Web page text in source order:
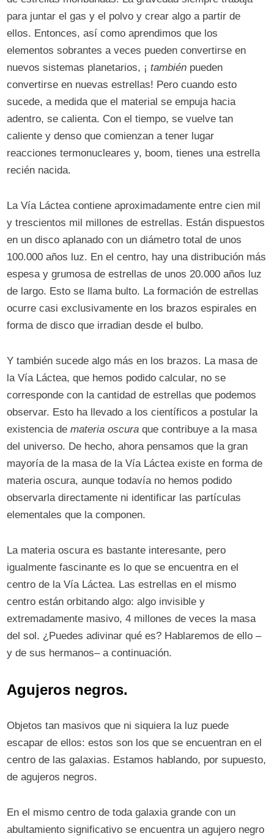
para juntar el gas y el polvo y crear algo a partir de
ellos. Entonces, así como aprendimos que los
elementos sobrantes a veces pueden convertirse en
nuevos sistemas planetarios, ¡también pueden
convertirse en nuevas estrellas! Pero cuando esto
sucede, a medida que el material se empuja hacia
adentro, se calienta. Con el tiempo, se vuelve tan
caliente y denso que comienzan a tener lugar
reacciones termonucleares y, boom, tienes una estrella
recién nacida.
La Vía Láctea contiene aproximadamente entre cien mil
y trescientos mil millones de estrellas. Están dispuestos
en un disco aplanado con un diámetro total de unos
100.000 años luz. En el centro, hay una distribución más
espesa y grumosa de estrellas de unos 20.000 años luz
de largo. Esto se llama bulto. La formación de estrellas
ocurre casi exclusivamente en los brazos espirales en
forma de disco que irradian desde el bulbo.
Y también sucede algo más en los brazos. La masa de
la Vía Láctea, que hemos podido calcular, no se
corresponde con la cantidad de estrellas que podemos
observar. Esto ha llevado a los científicos a postular la
existencia demateria oscura que contribuye a la masa
del universo. De hecho, ahora pensamos que la gran
mayoría de la masa de la Vía Láctea existe en forma de
materia oscura, aunque todavía no hemos podido
observarla directamente ni identificar las partículas
elementales que la componen.
La materia oscura es bastante interesante, pero
igualmente fascinante es lo que se encuentra en el
centro de la Vía Láctea. Las estrellas en el mismo
centro están orbitando algo: algo invisible y
extremadamente masivo, 4 millones de veces la masa
del sol. ¿Puedes adivinar qué es? Hablaremos de ello –⁠
y de sus hermanos–⁠ a continuación.
Agujeros negros.
Objetos tan masivos que ni siquiera la luz puede
escapar de ellos:⁠ estos son los que se encuentran en el
centro de las galaxias. Estamos hablando, por supuesto,
de agujeros negros.
En el mismo centro de toda galaxia grande con un
abultamiento significativo se encuentra un agujero negro